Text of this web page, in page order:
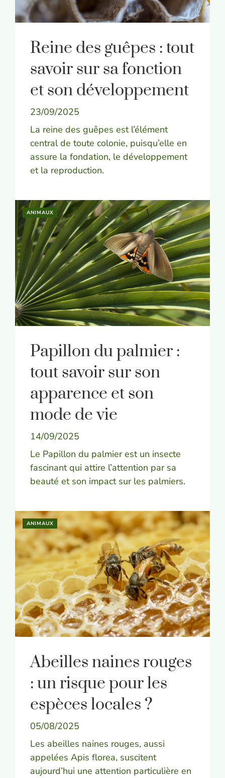
Reine des guêpes : tout
savoir sur sa fonction
et son développement
23/09/2025
La reine des guêpes est l’élément
central de toute colonie, puisqu’elle en
assure la fondation, le développement
et la reproduction.
ANIMAUX
Papillon du palmier :
tout savoir sur son
apparence et son
mode de vie
14/09/2025
Le Papillon du palmier est un insecte
fascinant qui attire l’attention par sa
beauté et son impact sur les palmiers.
ANIMAUX
Abeilles naines rouges
: un risque pour les
espèces locales ?
05/08/2025
Les abeilles naines rouges, aussi
appelées Apis florea, suscitent
aujourd’hui une attention particulière en